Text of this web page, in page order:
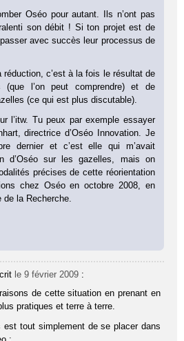
Oséo pour autant. Ils n’ont pas
son débit ! Si ton projet est de
avec succès leur processus de
réduction, c’est à la fois le résultat de
(que l’on peut comprendre) et de
(ce qui est plus discutable).
l’itw. Tu peux par exemple essayer
directrice d’Oséo Innovation. Je
dernier et c’est elle qui m’avait
d’Oséo sur les gazelles, mais on
précises de cette réorientation
chez Oséo en octobre 2008, en
la Recherche.
le 9 février 2009 :
de cette situation en prenant en
pratiques et terre à terre.
est tout simplement de se placer dans